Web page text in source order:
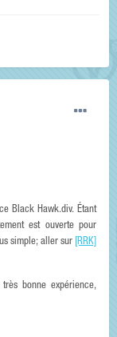
Black Hawk.div. Étant
est ouverte pour
simple; aller sur
[RRK]
bonne expérience,